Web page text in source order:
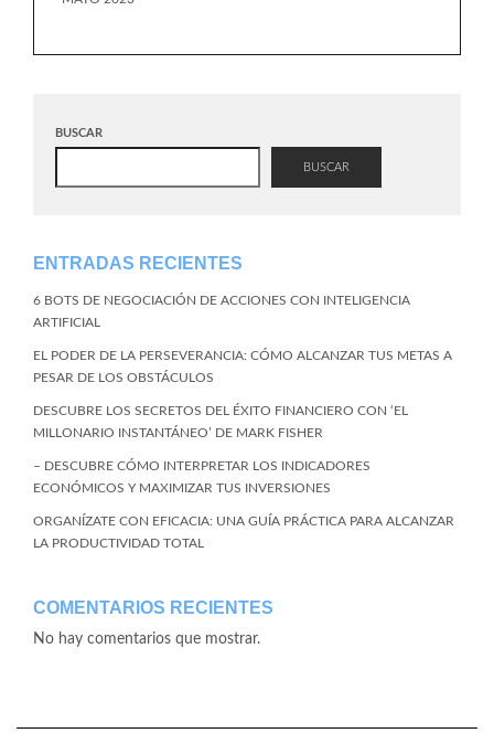
BUSCAR
BUSCAR
ENTRADAS RECIENTES
6 BOTS DE NEGOCIACIÓN DE ACCIONES CON INTELIGENCIA
ARTIFICIAL
EL PODER DE LA PERSEVERANCIA: CÓMO ALCANZAR TUS METAS A
PESAR DE LOS OBSTÁCULOS
DESCUBRE LOS SECRETOS DEL ÉXITO FINANCIERO CON ‘EL
MILLONARIO INSTANTÁNEO’ DE MARK FISHER
– DESCUBRE CÓMO INTERPRETAR LOS INDICADORES
ECONÓMICOS Y MAXIMIZAR TUS INVERSIONES
ORGANÍZATE CON EFICACIA: UNA GUÍA PRÁCTICA PARA ALCANZAR
LA PRODUCTIVIDAD TOTAL
COMENTARIOS RECIENTES
No hay comentarios que mostrar.